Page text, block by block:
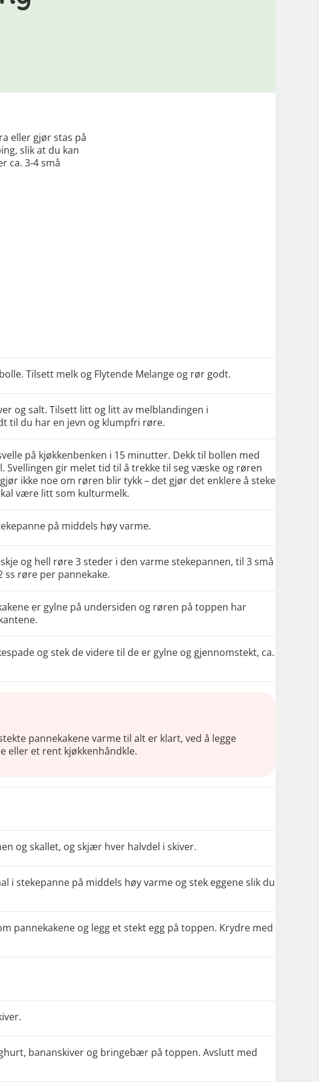
eller gjør stas på
slik at du kan
ca. 3-4 små
Tilsett melk og Flytende Melange og rør godt.
og salt. Tilsett litt og litt av melblandingen i
til du har en jevn og klumpfri røre.
på kjøkkenbenken i 15 minutter. Dekk til bollen med
Svellingen gir melet tid til å trekke til seg væske og røren
ikke noe om røren blir tykk – det gjør det enklere å steke
være litt som kulturmelk.
på middels høy varme.
og hell røre 3 steder i den varme stekepannen, til 3 små
ss røre per pannekake.
er gylne på undersiden og røren på toppen har
og stek de videre til de er gylne og gjennomstekt, ca.
pannekakene varme til alt er klart, ved å legge
eller et rent kjøkkenhåndkle.
og skallet, og skjær hver halvdel i skiver.
i stekepanne på middels høy varme og stek eggene slik du
pannekakene og legg et stekt egg på toppen. Krydre med
bananskiver og bringebær på toppen. Avslutt med